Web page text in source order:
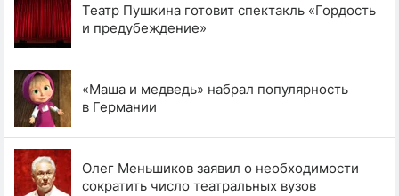
Театр Пушкина готовит спектакль «Гордость
и предубеждение»
«Маша и медведь» набрал популярность
в Германии
Олег Меньшиков заявил о необходимости
сократить число театральных вузов